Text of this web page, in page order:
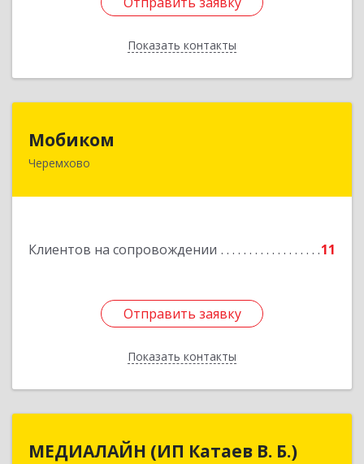
Показать контакты
Назад
Мобиком
Черемхово
Клиентов на сопровождении 11
Отправить заявку
Показать контакты
Отправить заявку
Назад
МЕДИАЛАЙН (ИП Катаев В. Б.)
МЕДИАЛАЙН (ИП Катаев В. Б.)